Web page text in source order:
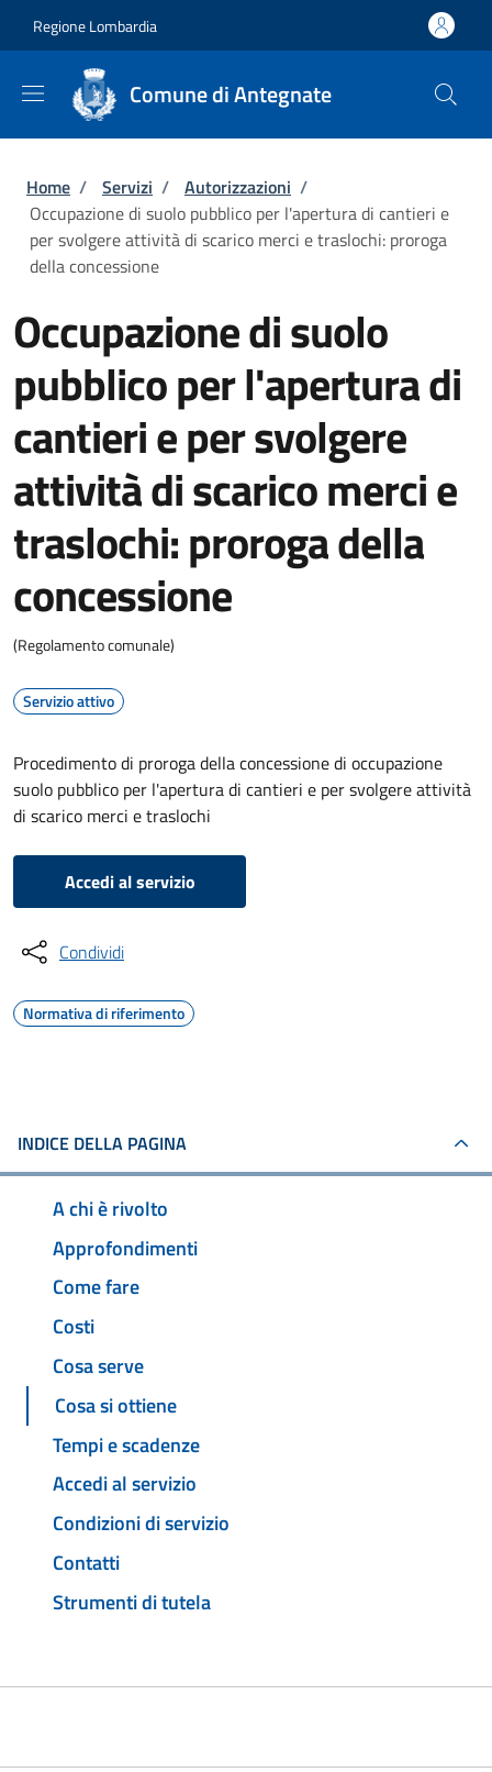
Regione Lombardia
Comune di Antegnate
Briciole di pane
Home / Servizi / Autorizzazioni /
Occupazione di suolo pubblico per l'apertura di cantieri e
per svolgere attività di scarico merci e traslochi: proroga
della concessione
Occupazione di suolo
pubblico per l'apertura di
cantieri e per svolgere
attività di scarico merci e
traslochi: proroga della
concessione
(Regolamento comunale)
Servizio attivo
Procedimento di proroga della concessione di occupazione
suolo pubblico per l'apertura di cantieri e per svolgere attività
di scarico merci e traslochi
Accedi al servizio
Condividi
Normativa di riferimento
INDICE DELLA PAGINA
A chi è rivolto
Approfondimenti
Come fare
Costi
Cosa serve
Cosa si ottiene
Tempi e scadenze
Accedi al servizio
Condizioni di servizio
Contatti
Strumenti di tutela